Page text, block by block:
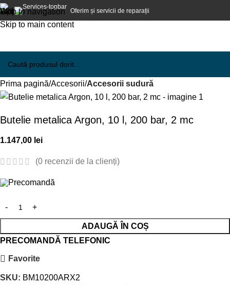
Skip to navigation
Skip to main content
Oferim și servicii de reparații
Prima pagină Accesorii Accesorii sudură
Butelie metalica Argon, 10 l, 200 bar, 2 mc
1.147,00 lei
(0 recenzii de la clienți)
Precomandă
ADAUGĂ ÎN COȘ
PRECOMANDĂ TELEFONIC
Favorite
SKU: BM10200ARX2